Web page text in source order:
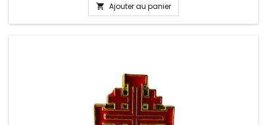
 Ajouter au panier